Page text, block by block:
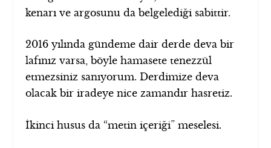
kenarı ve argosunu da belgelediği sabittir.
2016 yılında gündeme dair derde deva bir
lafınız varsa, böyle hamasete tenezzül
etmezsiniz sanıyorum. Derdimize deva
olacak bir iradeye nice zamandır hasretiz.
İkinci husus da “metin içeriği” meselesi.